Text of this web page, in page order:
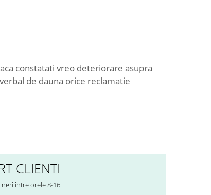
constatati vreo deteriorare asupra
de dauna orice reclamatie
CLIENTI
intre orele 8-16